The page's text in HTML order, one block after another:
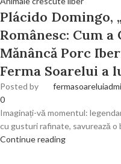
Plácido Domingo,
Românesc: Cum
Mănâncă Porc
Ferma Soarelui a
Posted by
0
Imaginați-vă momentul:
cu gusturi rafinate, savurează
Continue reading